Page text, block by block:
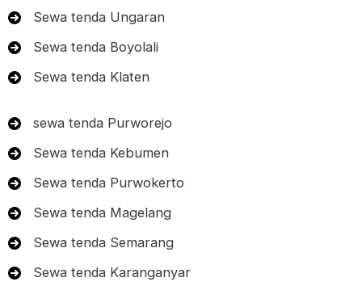
Sewa tenda Ungaran
Sewa tenda Boyolali
Sewa tenda Klaten
sewa tenda Purworejo
Sewa tenda Kebumen
Sewa tenda Purwokerto
Sewa tenda Magelang
Sewa tenda Semarang
Sewa tenda Karanganyar